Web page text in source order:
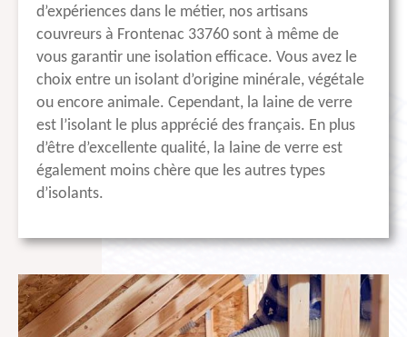
d’expériences dans le métier, nos artisans
couvreurs à Frontenac 33760 sont à même de
vous garantir une isolation efficace. Vous avez le
choix entre un isolant d’origine minérale, végétale
ou encore animale. Cependant, la laine de verre
est l’isolant le plus apprécié des français. En plus
d’être d’excellente qualité, la laine de verre est
également moins chère que les autres types
d’isolants.